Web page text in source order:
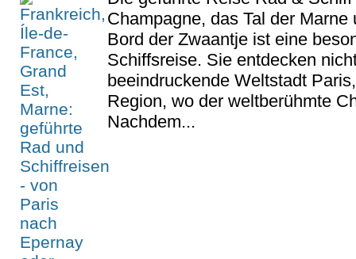
Champagne, das Tal der
Bord der Zwaantje ist eine
Schiffsreise. Sie entdecken
beeindruckende Weltstadt
Region, wo der weltberühmte
Nachdem...